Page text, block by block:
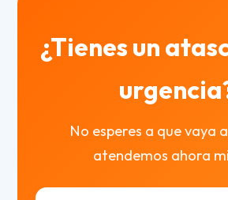
¿Tienes un
No esperes a que vaya
atendemos ahora